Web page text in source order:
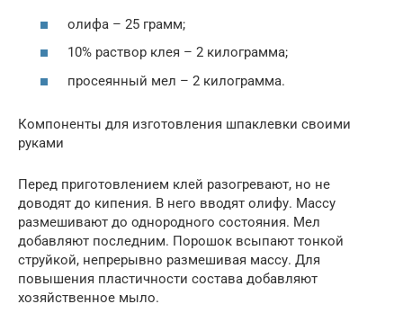
олифа – 25 грамм;
10% раствор клея – 2 килограмма;
просеянный мел – 2 килограмма.
Компоненты для изготовления шпаклевки своими
руками
Перед приготовлением клей разогревают, но не
доводят до кипения. В него вводят олифу. Массу
размешивают до однородного состояния. Мел
добавляют последним. Порошок всыпают тонкой
струйкой, непрерывно размешивая массу. Для
повышения пластичности состава добавляют
хозяйственное мыло.